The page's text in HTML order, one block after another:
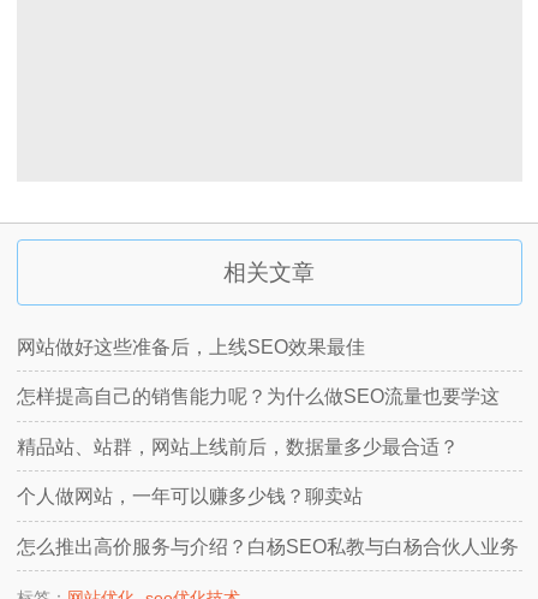
相关文章
网站做好这些准备后，上线SEO效果最佳
怎样提高自己的销售能力呢？为什么做SEO流量也要学这
个？
精品站、站群，网站上线前后，数据量多少最合适？
个人做网站，一年可以赚多少钱？聊卖站
怎么推出高价服务与介绍？白杨SEO私教与白杨合伙人业务
实战举例